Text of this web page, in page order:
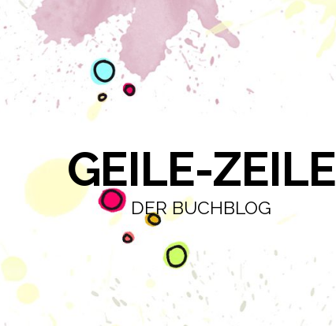
GEILE-ZEILE
DER BUCHBLOG